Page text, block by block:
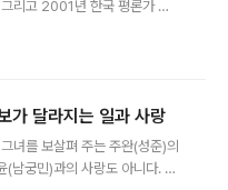
리고 2001년 한국 평론가 협
서현철, 박준면 등이 극중 배역
원작의 연극은, 채 무르익지
르들이 뒤섞여 보는 시청자들
까지 해야 했는지 공감하기 어
가 달라지는 일과 사랑
녀를 보살펴 주는 주완(성준)의
(남궁민)과의 사랑도 아니다. 내